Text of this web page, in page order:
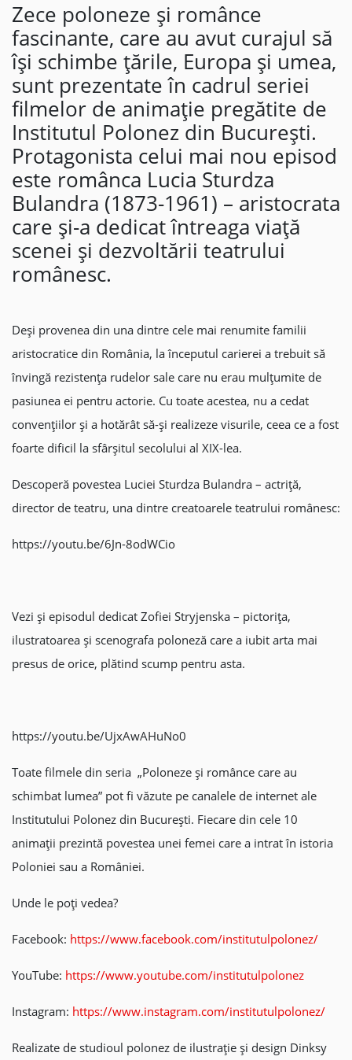
Zece poloneze și românce
fascinante, care au avut curajul să
își schimbe țările, Europa și umea,
sunt prezentate în cadrul seriei
filmelor de animație pregătite de
Institutul Polonez din București.
Protagonista celui mai nou episod
este românca Lucia Sturdza
Bulandra (1873-1961) – aristocrata
care și-a dedicat întreaga viață
scenei și dezvoltării teatrului
românesc.
Deși provenea din una dintre cele mai renumite familii
aristocratice din România, la începutul carierei a trebuit să
învingă rezistența rudelor sale care nu erau mulțumite de
pasiunea ei pentru actorie. Cu toate acestea, nu a cedat
convențiilor și a hotărât să-și realizeze visurile, ceea ce a fost
foarte dificil la sfârșitul secolului al XIX-lea.
Descoperă povestea Luciei Sturdza Bulandra – actriță,
director de teatru, una dintre creatoarele teatrului românesc:
https://youtu.be/6Jn-8odWCio
Vezi și episodul dedicat Zofiei Stryjenska – pictorița,
ilustratoarea și scenografa poloneză care a iubit arta mai
presus de orice, plătind scump pentru asta.
https://youtu.be/UjxAwAHuNo0
Toate filmele din seria „Poloneze și românce care au
schimbat lumea” pot fi văzute pe canalele de internet ale
Institutului Polonez din București. Fiecare din cele 10
animații prezintă povestea unei femei care a intrat în istoria
Poloniei sau a României.
Unde le poți vedea?
Facebook: https://www.facebook.com/institutulpolonez/
YouTube: https://www.youtube.com/institutulpolonez
Instagram: https://www.instagram.com/institutulpolonez/
Realizate de studioul polonez de ilustrație și design Dinksy